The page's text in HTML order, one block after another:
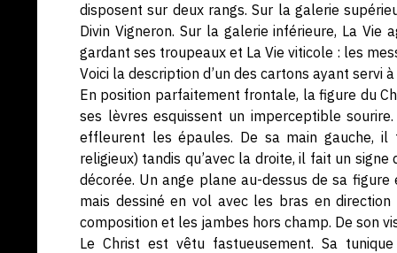
disposent sur deux rangs. Sur la galerie
Divin Vigneron. Sur la galerie inférieure, La
gardant ses troupeaux et La Vie viticole : les
Voici la description d’un des cartons ayant servi
En position parfaitement frontale, la figure du
ses lèvres esquissent un imperceptible
effleurent les épaules. De sa main gauche,
religieux) tandis qu’avec la droite, il fait un
décorée. Un ange plane au-dessus de sa
mais dessiné en vol avec les bras en
composition et les jambes hors champ. De son
Le Christ est vêtu fastueusement. Sa